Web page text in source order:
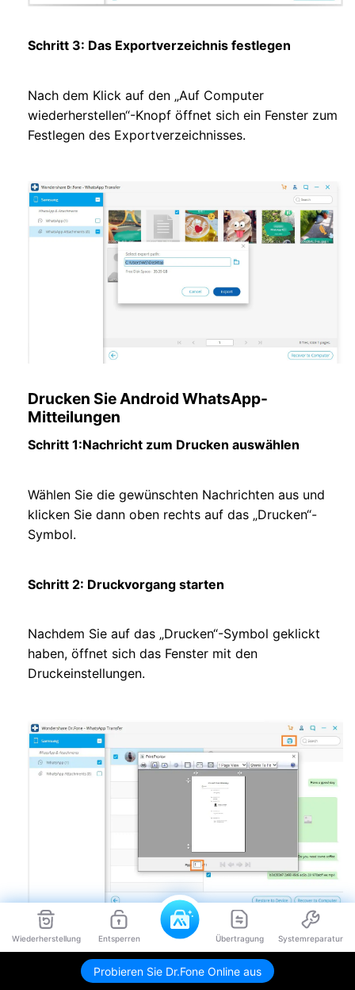
Wiederherstellung Entsperren Übertragung Systemreparatur
Probieren Sie Dr.Fone Online aus
Schritt 3: Das Exportverzeichnis festlegen
Nach dem Klick auf den „Auf Computer
wiederherstellen“-Knopf öffnet sich ein Fenster zum
Festlegen des Exportverzeichnisses.
Drucken Sie Android WhatsApp-
Mitteilungen
Schritt 1:Nachricht zum Drucken auswählen
Wählen Sie die gewünschten Nachrichten aus und
klicken Sie dann oben rechts auf das „Drucken“-
Symbol.
Schritt 2: Druckvorgang starten
Nachdem Sie auf das „Drucken“-Symbol geklickt
haben, öffnet sich das Fenster mit den
Druckeinstellungen.